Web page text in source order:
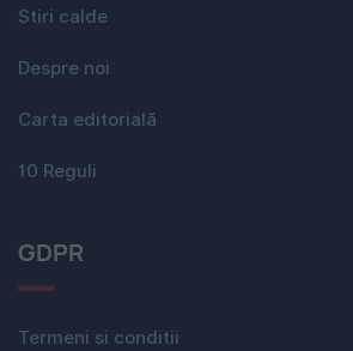
Stiri calde
Despre noi
Carta editorială
10 Reguli
GDPR
Termeni si conditii